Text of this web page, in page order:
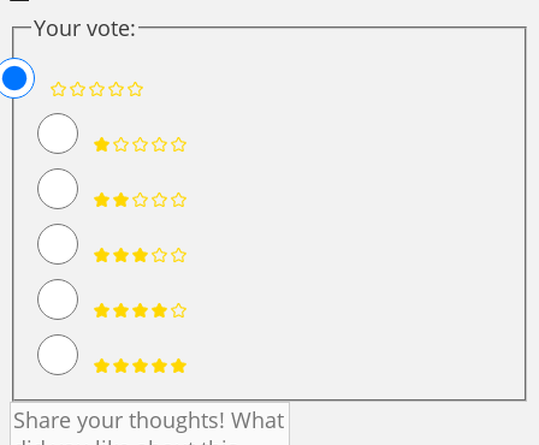
Your vote: